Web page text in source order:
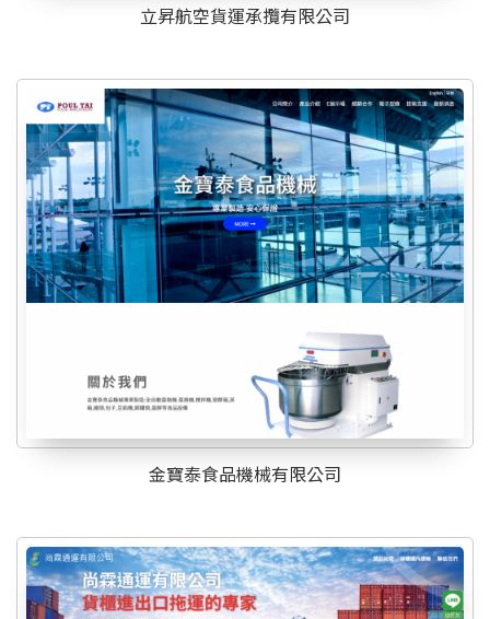
立昇航空貨運承攬有限公司
金寶泰食品機械有限公司